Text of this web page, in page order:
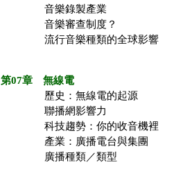
音樂錄製產業
音樂審查制度？
流行音樂種類的全球影響
第07章 無線電
歷史：無線電的起源
聯播網影響力
科技趨勢：你的收音機裡
產業：廣播電台與集團
廣播種類／類型